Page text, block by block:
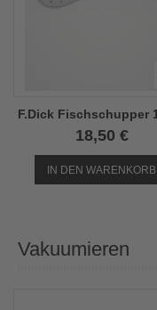
18,50 €
IN DEN WARENKORB
Vakuumieren